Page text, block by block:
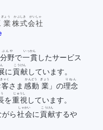
業
ぎょう
株式
かぶしき
会社
がいしゃ
分野
ぶんや
で一貫
いっかん
したサービス
に貢献
こうけん
しています。
客
きゃく
さま 感動
かんどう
業
ぎょう
」の理念
りねん
を重視
じゅうし
しています。
がら社会
しゃかい
に貢献
こうけん
するや